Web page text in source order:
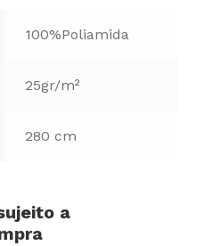
100%Poliamida
25gr/m²
280 cm
a